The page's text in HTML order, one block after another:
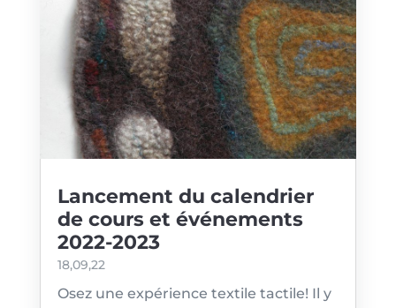
Lancement du calendrier
de cours et événements
2022-2023
18,09,22
Osez une expérience textile tactile! Il y